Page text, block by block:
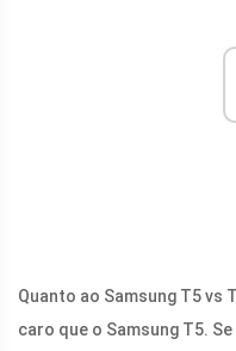
Quanto ao Samsung T5 vs
caro que o Samsung T5.